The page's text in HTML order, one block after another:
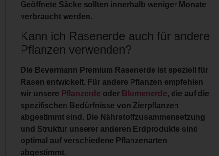
Geöffnete Säcke sollten innerhalb weniger Monate
verbraucht werden.
Kann ich Rasenerde auch für andere
Pflanzen verwenden?
Die Bevermann Premium Rasenerde ist speziell für
Rasen entwickelt. Für andere Pflanzen empfehlen
wir unsere Pflanzerde oder Blumenerde, die auf die
spezifischen Bedürfnisse von Zierpflanzen
abgestimmt sind. Die Nährstoffzusammensetzung
und Struktur unserer anderen Erdprodukte sind
optimal auf verschiedene Pflanzenarten
abgestimmt.